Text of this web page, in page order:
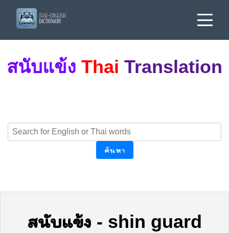
สนับแข้ง Thai Translation
ค้นหา
สนับแข้ง - shin guard